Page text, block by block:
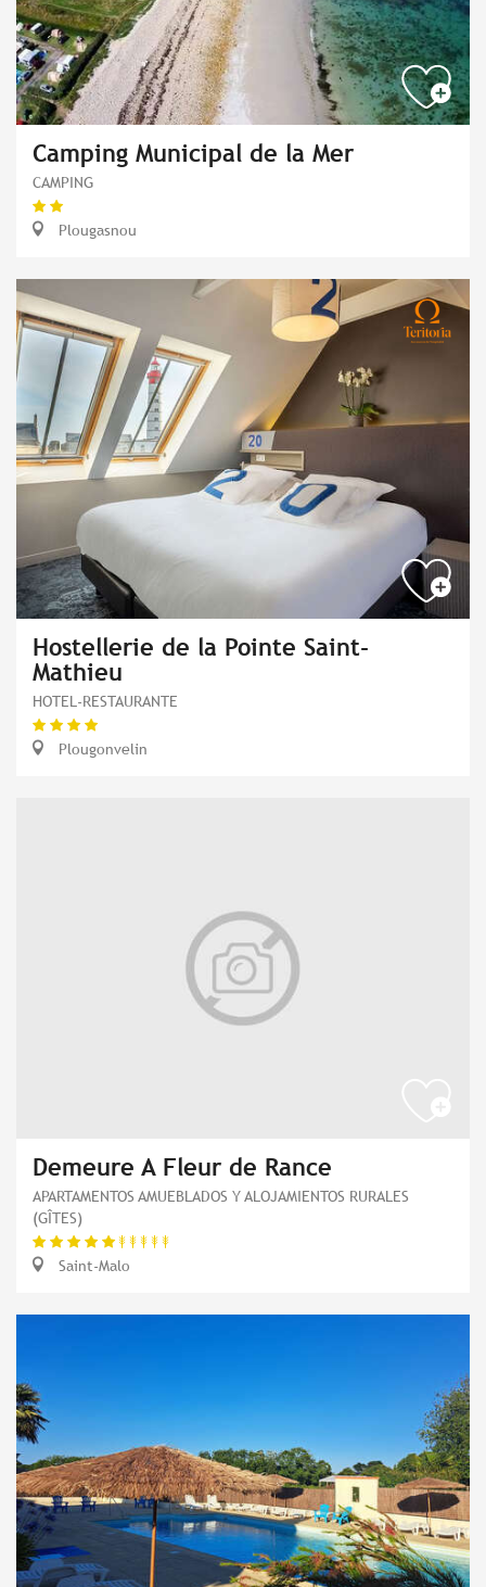
Camping Municipal de la Mer
CAMPING
Plougasnou
Hostellerie de la Pointe Saint-
Mathieu
HOTEL-RESTAURANTE
Plougonvelin
Demeure A Fleur de Rance
APARTAMENTOS AMUEBLADOS Y ALOJAMIENTOS RURALES
(GÎTES)
Saint-Malo